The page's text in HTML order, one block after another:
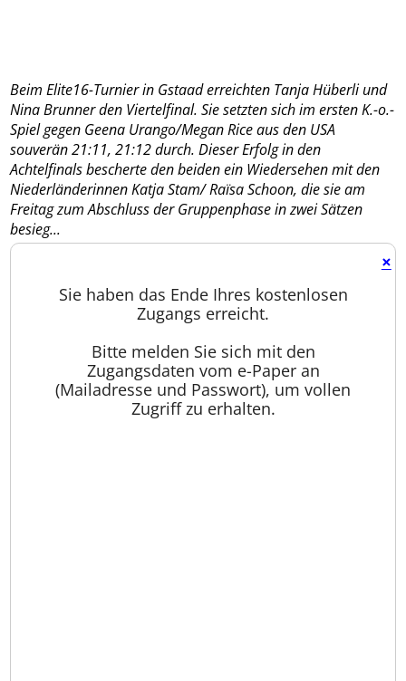
Beim Elite16-Turnier in Gstaad erreichten Tanja Hüberli und
Nina Brunner den Viertelfinal. Sie setzten sich im ersten K.-o.-
Spiel gegen Geena Urango/Megan Rice aus den USA
souverän 21:11, 21:12 durch. Dieser Erfolg in den
Achtelfinals bescherte den beiden ein Wiedersehen mit den
Niederländerinnen Katja Stam/ Raïsa Schoon, die sie am
Freitag zum Abschluss der Gruppenphase in zwei Sätzen
besieg...
×
Sie haben das Ende Ihres kostenlosen
Zugangs erreicht.
Bitte melden Sie sich mit den
Zugangsdaten vom e-Paper an
(Mailadresse und Passwort), um vollen
Zugriff zu erhalten.